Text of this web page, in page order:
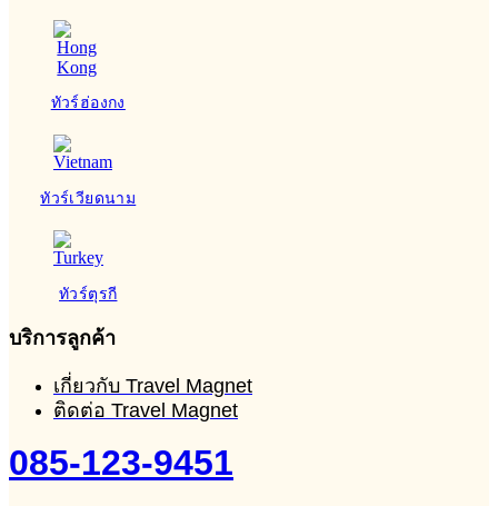
ทัวร์ฮ่องกง
ทัวร์เวียดนาม
ทัวร์ตุรกี
บริการลูกค้า
เกี่ยวกับ Travel Magnet
ติดต่อ Travel Magnet
085-123-9451